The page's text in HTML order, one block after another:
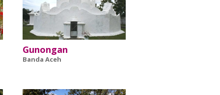
Gunongan
Banda Aceh